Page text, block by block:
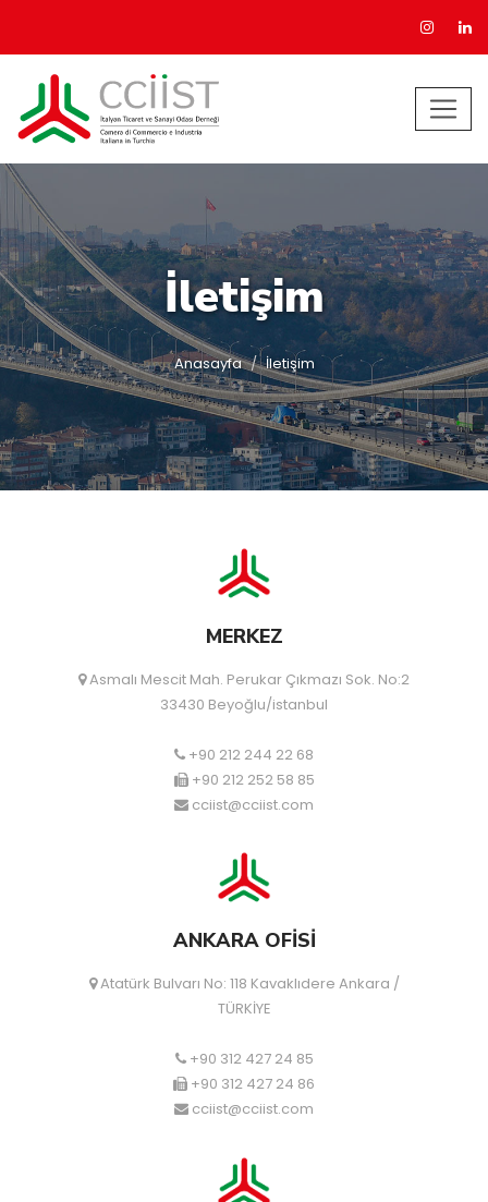
İletişim
Anasayfa İletişim
MERKEZ
Asmalı Mescit Mah. Perukar Çıkmazı Sok. No:2
33430 Beyoğlu/istanbul
+90 212 244 22 68
+90 212 252 58 85
cciist@cciist.com
ANKARA OFİSİ
Atatürk Bulvarı No: 118 Kavaklıdere Ankara /
TÜRKİYE
+90 312 427 24 85
+90 312 427 24 86
cciist@cciist.com